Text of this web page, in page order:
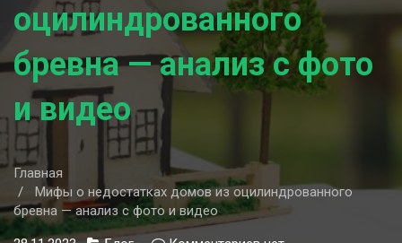
оцилиндрованного
бревна — анализ с фото
и видео
Главная
Мифы о недостатках домов из оцилиндрованного
бревна — анализ с фото и видео